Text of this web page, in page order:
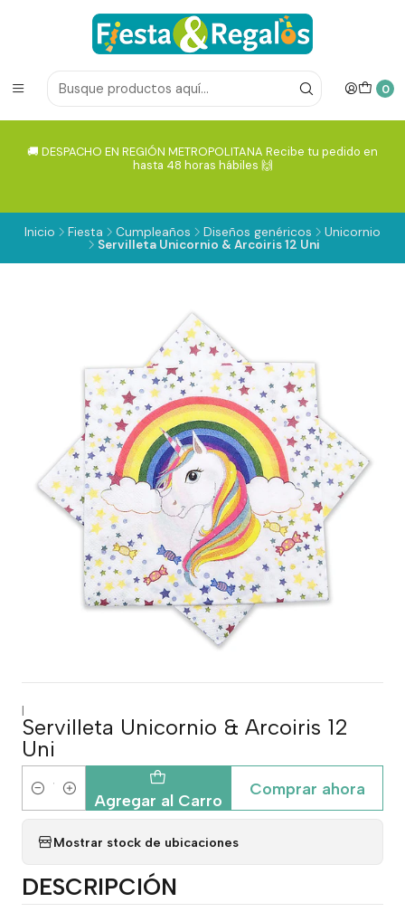
0
🚚 DESPACHO EN REGIÓN METROPOLITANA Recibe tu pedido en
hasta 48 horas hábiles 🙌
Inicio Fiesta Cumpleaños Diseños genéricos
Unicornio
Servilleta Unicornio & Arcoiris 12 Uni
|
Servilleta Unicornio & Arcoiris 12
Uni
Cantidad Agregar al Carro
Comprar ahora
Mostrar stock de ubicaciones
DESCRIPCIÓN